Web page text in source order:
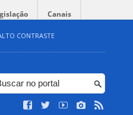
Canais
CONTRASTE